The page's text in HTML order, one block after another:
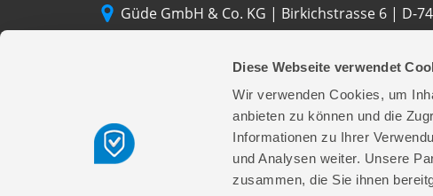
Diese Webseite verwendet
Wir verwenden Cookies, um
anbieten zu können und die
Informationen zu Ihrer
und Analysen weiter. Unsere
zusammen, die Sie ihnen
Güde GmbH & Co. KG | Birkichstrasse 6 | D-
© 2026 Güde GmbH & Co. KG